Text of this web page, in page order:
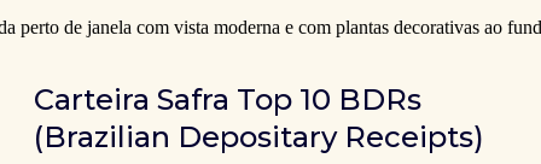
Carteira Safra Top 10 BDRs
(Brazilian Depositary Receipts)